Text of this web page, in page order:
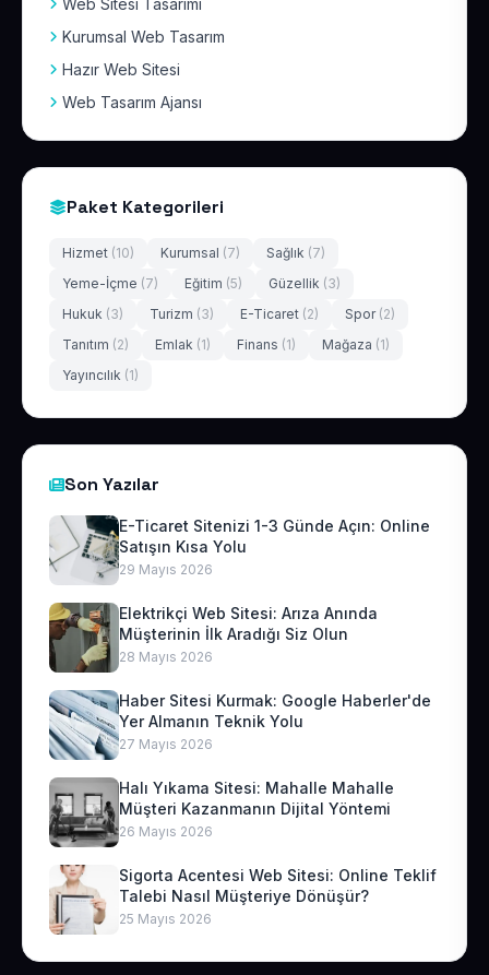
Web Sitesi Tasarımı
Kurumsal Web Tasarım
Hazır Web Sitesi
Web Tasarım Ajansı
Paket Kategorileri
Hizmet (10) Kurumsal (7) Sağlık (7)
Yeme-İçme (7) Eğitim (5) Güzellik (3)
Hukuk (3) Turizm (3) E-Ticaret (2) Spor (2)
Tanıtım (2) Emlak (1) Finans (1) Mağaza (1)
Yayıncılık (1)
Son Yazılar
E-Ticaret Sitenizi 1-3 Günde Açın: Online
Satışın Kısa Yolu
29 Mayıs 2026
Elektrikçi Web Sitesi: Arıza Anında
Müşterinin İlk Aradığı Siz Olun
28 Mayıs 2026
Haber Sitesi Kurmak: Google Haberler'de
Yer Almanın Teknik Yolu
27 Mayıs 2026
Halı Yıkama Sitesi: Mahalle Mahalle
Müşteri Kazanmanın Dijital Yöntemi
26 Mayıs 2026
Sigorta Acentesi Web Sitesi: Online Teklif
Talebi Nasıl Müşteriye Dönüşür?
25 Mayıs 2026